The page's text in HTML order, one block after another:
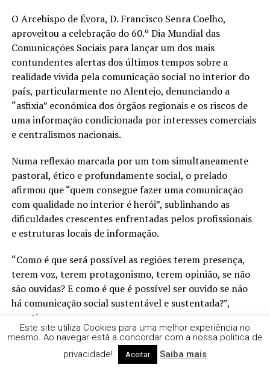
O Arcebispo de Évora, D. Francisco Senra Coelho,
aproveitou a celebração do 60.º Dia Mundial das
Comunicações Sociais para lançar um dos mais
contundentes alertas dos últimos tempos sobre a
realidade vivida pela comunicação social no interior do
país, particularmente no Alentejo, denunciando a
“asfixia” económica dos órgãos regionais e os riscos de
uma informação condicionada por interesses comerciais
e centralismos nacionais.
Numa reflexão marcada por um tom simultaneamente
pastoral, ético e profundamente social, o prelado
afirmou que “quem consegue fazer uma comunicação
com qualidade no interior é herói”, sublinhando as
dificuldades crescentes enfrentadas pelos profissionais
e estruturas locais de informação.
“Como é que será possível as regiões terem presença,
terem voz, terem protagonismo, terem opinião, se não
são ouvidas? E como é que é possível ser ouvido se não
há comunicação social sustentável e sustentada?”,
questionou.
Para D. Francisco, a sobrevivência da imprensa regional
é hoje uma questão diretamente ligada à própria
Este site utiliza Cookies para uma melhor experiência no
mesmo. Ao navegar está a concordar com a nossa politica de
privacidade!
Aceitar Saiba mais